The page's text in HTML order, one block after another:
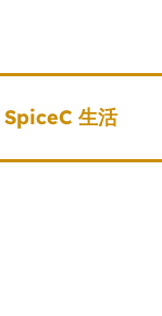
SpiceC 生活